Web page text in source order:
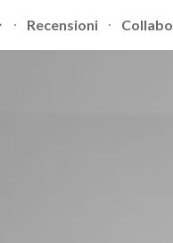
Recensioni